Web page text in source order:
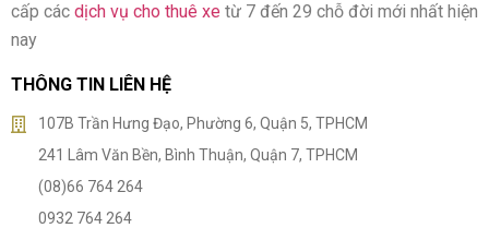
cấp các dịch vụ cho thuê xe từ 7 đến 29 chỗ đời mới nhất hiện
nay
THÔNG TIN LIÊN HỆ
107B Trần Hưng Đạo, Phường 6, Quận 5, TPHCM
241 Lâm Văn Bền, Bình Thuận, Quận 7, TPHCM
(08)66 764 264
0932 764 264